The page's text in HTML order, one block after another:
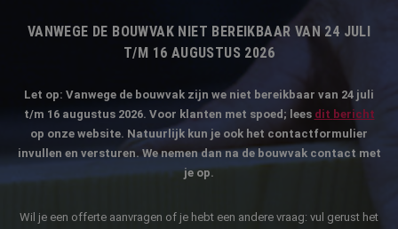
ADVIES
OVER ONS
PROJECTEN
NIEUWS
VANWEGE DE BOUWVAK NIET BEREIKBAAR VAN 24 JULI
T/M 16 AUGUSTUS 2026
Let op: Vanwege de bouwvak zijn we niet bereikbaar van 24 juli
t/m 16 augustus 2026. Voor klanten met spoed; lees dit bericht
op onze website. Natuurlijk kun je ook het contactformulier
invullen en versturen. We nemen dan na de bouwvak contact met
je op.
Wil je een offerte aanvragen of je hebt een andere vraag: vul gerust het